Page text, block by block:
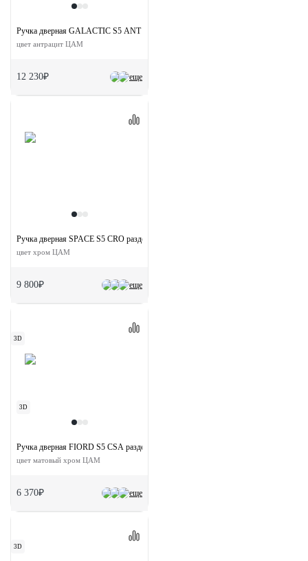
еще
Ручка дверная GALACTIC S5 ANT раздельная на квадратной розетке
цвет антрацит ЦАМ
12 230₽
еще
Ручка дверная SPACE S5 CRO раздельная на квадратной розетке
цвет хром ЦАМ
9 800₽
3D
3D
еще
Ручка дверная FIORD S5 CSA раздельная на квадратной розетке
цвет матовый хром ЦАМ
6 370₽
3D